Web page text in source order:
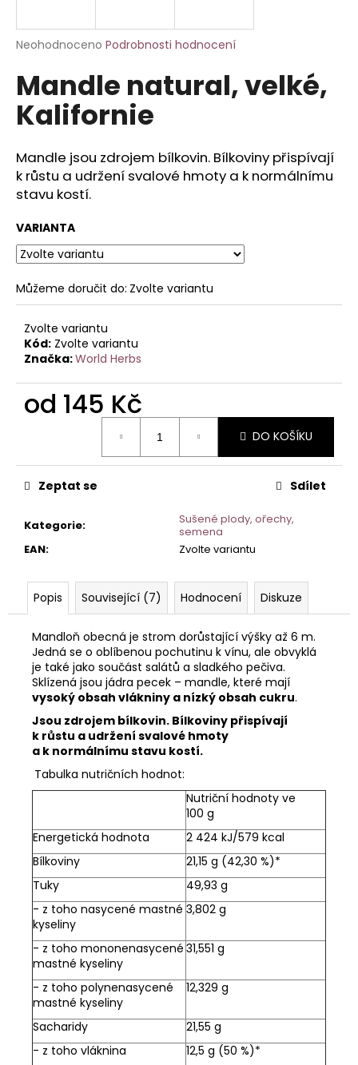
Průměrné
produktu
je
0,0
hvězdiček.
Neohodnoceno Podrobnosti hodnocení
Mandle natural, velké,
Kalifornie
Mandle jsou zdrojem bílkovin. Bílkoviny přispívají
k růstu a udržení svalové hmoty a k normálnímu
stavu kostí.
VARIANTA
Můžeme doručit do: Zvolte variantu
Zvolte variantu
Kód: Zvolte variantu
Značka:World Herbs
od 145 Kč
DO KOŠÍKU
Kategorie:
Sušené plody, ořechy,
semena
EAN: Zvolte variantu
Zeptat se Sdílet
Popis Související (7) Hodnocení Diskuze
Mandloň obecná je strom dorůstající výšky až 6 m.
Jedná se o oblíbenou pochutinu k vínu, ale obvyklá
je také jako součást salátů a sladkého pečiva.
Sklízená jsou jádra pecek – mandle, které mají
vysoký obsah vlákniny a nízký obsah cukru.
Jsou zdrojem bílkovin. Bílkoviny přispívají
k růstu a udržení svalové hmoty
a k normálnímu stavu kostí.
Tabulka nutričních hodnot:
Nutriční hodnoty ve
100 g
Energetická hodnota
2 424 kJ/579 kcal
Bílkoviny
21,15 g (42,30 %)*
Tuky
49,93 g
- z toho nasycené mastné
kyseliny
3,802 g
- z toho mononenasycené
mastné kyseliny
31,551 g
- z toho polynenasycené
mastné kyseliny
12,329 g
Sacharidy
21,55 g
- z toho vláknina
12,5 g (50 %)*
j
t
?
HLEDAT
D
p
o
u
č
u
e